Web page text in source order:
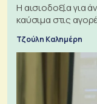
Η αισιοδοξία για
καύσιμα στις
Τζούλη Καλημέρη